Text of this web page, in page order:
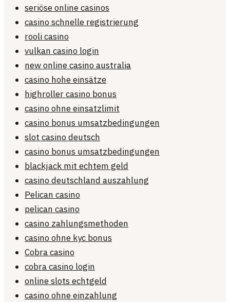
seriöse online casinos
casino schnelle registrierung
rooli casino
vulkan casino login
new online casino australia
casino hohe einsätze
highroller casino bonus
casino ohne einsatzlimit
casino bonus umsatzbedingungen
slot casino deutsch
casino bonus umsatzbedingungen
blackjack mit echtem geld
casino deutschland auszahlung
Pelican casino
pelican casino
casino zahlungsmethoden
casino ohne kyc bonus
Cobra casino
cobra casino login
online slots echtgeld
casino ohne einzahlung